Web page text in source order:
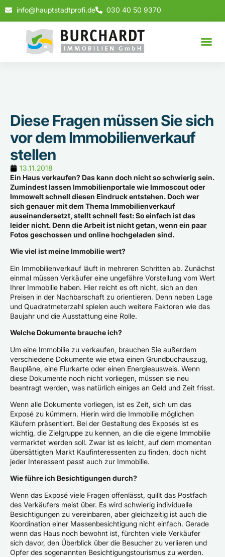
info@hauptstadtprofi.de 030 40 50 9370
Diese Fragen müssen Sie sich
vor dem Immobilienverkauf
stellen
13.11.2018
Ein Haus verkaufen? Das kann doch nicht so schwierig sein.
Zumindest lassen Immobilienportale wie Immoscout oder
Immowelt schnell diesen Eindruck entstehen. Doch wer
sich genauer mit dem Thema Immobilienverkauf
auseinandersetzt, stellt schnell fest: So einfach ist das
leider nicht. Denn die Arbeit ist nicht getan, wenn ein paar
Fotos geschossen und online hochgeladen sind.
Wie viel ist meine Immobilie wert?
Ein Immobilienverkauf läuft in mehreren Schritten ab. Zunächst
einmal müssen Verkäufer eine ungefähre Vorstellung vom Wert
Ihrer Immobilie haben. Hier reicht es oft nicht, sich an den
Preisen in der Nachbarschaft zu orientieren. Denn neben Lage
und Quadratmeterzahl spielen auch weitere Faktoren wie das
Baujahr und die Ausstattung eine Rolle.
Welche Dokumente brauche ich?
Um eine Immobilie zu verkaufen, brauchen Sie außerdem
verschiedene Dokumente wie etwa einen Grundbuchauszug,
Baupläne, eine Flurkarte oder einen Energieausweis. Wenn
diese Dokumente noch nicht vorliegen, müssen sie neu
beantragt werden, was natürlich einiges an Geld und Zeit frisst.
Wenn alle Dokumente vorliegen, ist es Zeit, sich um das
Exposé zu kümmern. Hierin wird die Immobilie möglichen
Käufern präsentiert. Bei der Gestaltung des Exposés ist es
wichtig, die Zielgruppe zu kennen, an die die eigene Immobilie
vermarktet werden soll. Zwar ist es leicht, auf dem momentan
übersättigten Markt Kaufinteressenten zu finden, doch nicht
jeder Interessent passt auch zur Immobilie.
Wie führe ich Besichtigungen durch?
Wenn das Exposé viele Fragen offenlässt, quillt das Postfach
des Verkäufers meist über. Es wird schwierig individuelle
Besichtigungen zu vereinbaren, aber gleichzeitig ist auch die
Koordination einer Massenbesichtigung nicht einfach. Gerade
wenn das Haus noch bewohnt ist, fürchten viele Verkäufer
sich davor, den Überblick über die Besucher zu verlieren und
Opfer des sogenannten Besichtigungstourismus zu werden.